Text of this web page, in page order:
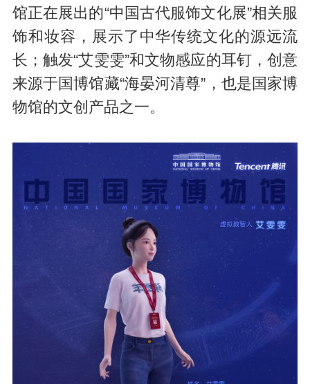
馆正在展出的“中国古代服饰文化展”相关服
饰和妆容，展示了中华传统文化的源远流
长；触发“艾雯雯”和文物感应的耳钉，创意
来源于国博馆藏“海晏河清尊”，也是国家博
物馆的文创产品之一。